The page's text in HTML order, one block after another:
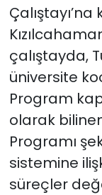
Çalıştayı’na
çalıştayda,
üniversite
Program
olarak
Programı
sistemine
süreçler